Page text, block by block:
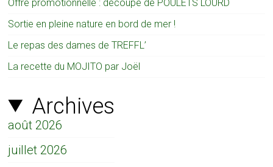
Offre promotionnelle : découpe de POULETS LOURD
Sortie en pleine nature en bord de mer !
Le repas des dames de TREFFL’
La recette du MOJITO par Joël
Archives
août 2026
juillet 2026